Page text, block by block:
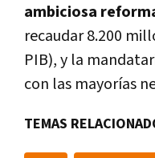
ambiciosa
recaudar 8.200
PIB), y la
con las mayorías
TEMAS